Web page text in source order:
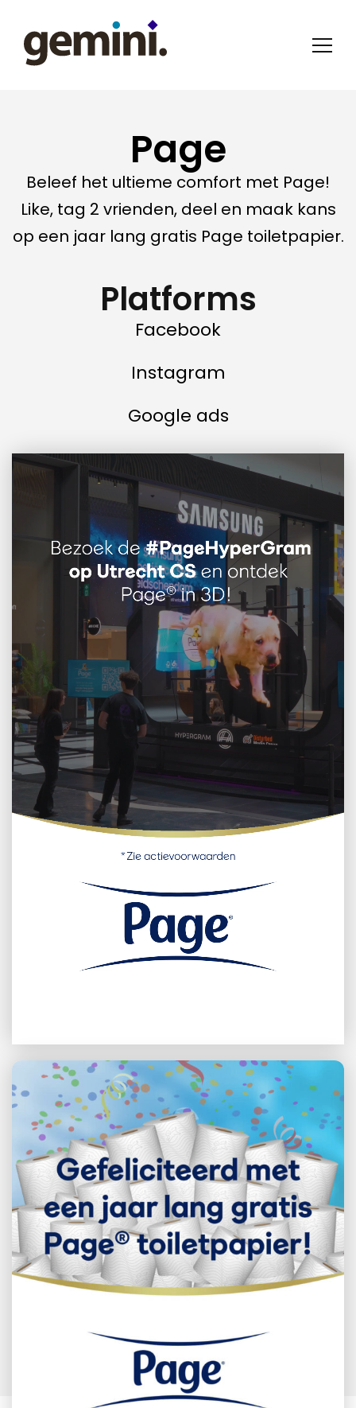
Page
Beleef het ultieme comfort met Page!
Like, tag 2 vrienden, deel en maak kans
op een jaar lang gratis Page toiletpapier.
Platforms
Facebook
Instagram
Google ads